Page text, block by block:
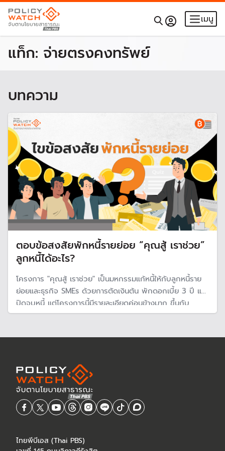
เมนู
แท็ก: จ่ายตรงคงทรัพย์
บทความ
ตอบข้อสงสัยพักหนี้รายย่อย “คุณสู้ เราช่วย”
ลูกหนี้ได้อะไร?
โครงการ "คุณสู้ เราช่วย" เป็นมหกรรมแก้หนี้ให้กับลูกหนี้ราย
ย่อยและธุรกิจ SMEs ด้วยการตัดเงินต้น พักดอกเบี้ย 3 ปี และ
ปิดจบหนี้ แต่โครงการนี้มีรายละเอียดค่อนข้างมาก ขึ้นกับ
ประเภทของลูกหนี้ ดังนั้นยังมีข้อสงสัยอีกมากเกี่ยวกับเงื่อนไข
ไทยพีบีเอส (Thai PBS)